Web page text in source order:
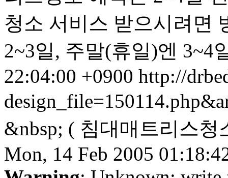
청소 서비스 받으시려면
2~3일, 주말(휴일)엔 3~4
22:04:00 +0900 http://
&nbsp; ( 침대매트리스
Mon, 14 Feb 2005